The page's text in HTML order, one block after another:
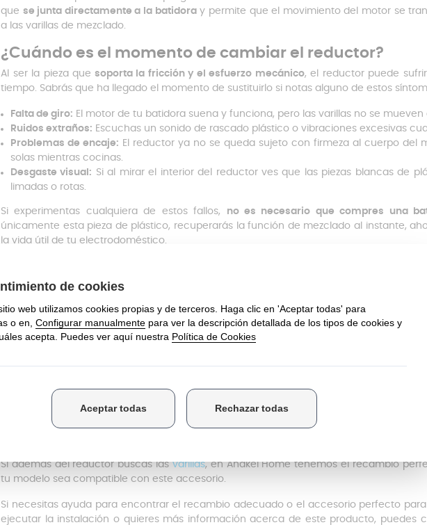
que se junta directamente a la batidoray permite que el movimiento del motor se
a las varillas de mezclado.
¿Cuándo es el momento de cambiar el reductor?
Al ser la pieza que soporta la fricción y el esfuerzo mecánico, el reductor puede
tiempo. Sabrás que ha llegado el momento de sustituirlo si notas alguno de estos
Falta de giro: El motor de tu batidora suena y funciona, pero las varillas no se mueven
Ruidos extraños: Escuchas un sonido de rascado plástico o vibraciones excesivas
Problemas de encaje: El reductor ya no se queda sujeto con firmeza al cuerpo del
solas mientras cocinas.
Desgaste visual: Si al mirar el interior del reductor ves que las piezas blancas de
limadas o rotas.
Si experimentas cualquiera de estos fallos, no es necesario que compres una
únicamente esta pieza de plástico, recuperarás la función de mezclado al instante,
la vida útil de tu electrodoméstico.
Este repuesto oficial de Braun está fabricado en
,
revoluciones necesarias para montar nata, claras al punto de nieve o preparar salsas.
debes tener en cuenta es que este reductor cuenta con un sistema de 4 ondas en su
que tanto el cuerpo de tu batidora como tus varillas actuales coincidan con
: se encaja con
Compatibilidad
Este repuesto ha sido diseñado para instalarse enbatidoras
.
tu batidora tanto en el cuerpo del motor o bien en el libro de las instrucciones o en la
Si además del reductor buscas lasvarillas, en Anakel Home tenemos el recambio
tu modelo sea compatible con este accesorio.
Si necesitas ayuda para encontrar el recambio adecuado o el accesorio perfecto
ejecutar la instalación o quieres más información acerca de este producto, puedes